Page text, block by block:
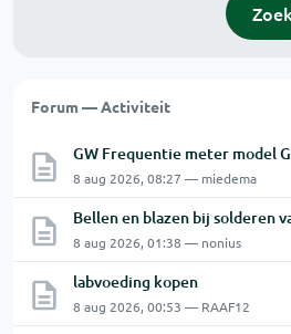
Zoek
Forum — Activiteit
GW Frequentie meter model
8 aug 2026, 08:27 — miedema
Bellen en blazen bij solderen
8 aug 2026, 01:38 — nonius
labvoeding kopen
8 aug 2026, 00:53 — RAAF12